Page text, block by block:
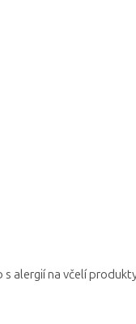
alergií na včelí